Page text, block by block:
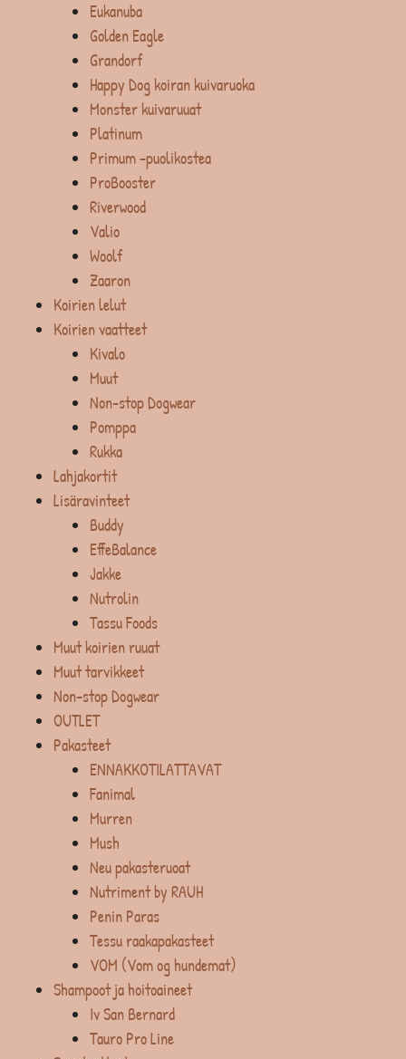
Eukanuba
Golden Eagle
Grandorf
Happy Dog koiran kuivaruoka
Monster kuivaruuat
Platinum
Primum -puolikostea
ProBooster
Riverwood
Valio
Woolf
Zaaron
Koirien lelut
Koirien vaatteet
Kivalo
Muut
Non-stop Dogwear
Pomppa
Rukka
Lahjakortit
Lisäravinteet
Buddy
EffeBalance
Jakke
Nutrolin
Tassu Foods
Muut koirien ruuat
Muut tarvikkeet
Non-stop Dogwear
OUTLET
Pakasteet
ENNAKKOTILATTAVAT
Fanimal
Murren
Mush
Neu pakasteruoat
Nutriment by RAUH
Penin Paras
Tessu raakapakasteet
VOM (Vom og hundemat)
Shampoot ja hoitoaineet
Iv San Bernard
Tauro Pro Line